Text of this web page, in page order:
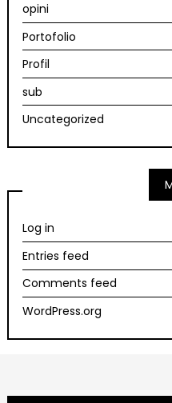
opini
Portofolio
Profil
sub
Uncategorized
Log in
Entries feed
Comments feed
WordPress.org